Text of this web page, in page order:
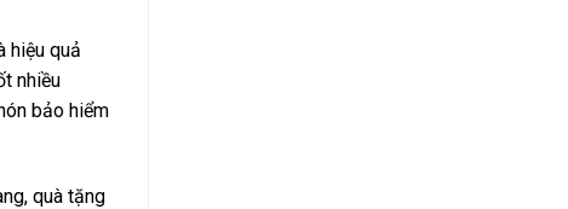
hiệu quả
nhiều
bảo hiểm
quà tặng